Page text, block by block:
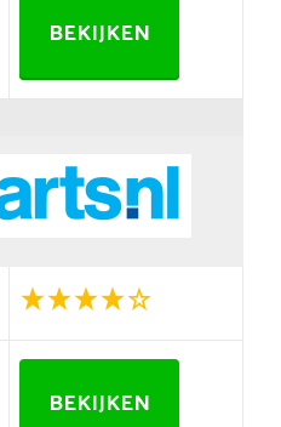
BEKIJKEN
BEKIJKEN